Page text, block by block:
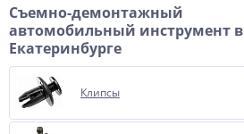
Съемно-демонтажный
автомобильный инструмент в
Екатеринбурге
Клипсы